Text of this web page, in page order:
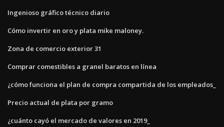
Ingenioso gráfico técnico diario
Cómo invertir en oro y plata mike maloney.
Zona de comercio exterior 31
Comprar comestibles a granel baratos en línea
¿cómo funciona el plan de compra compartida de los empleados_
Precio actual de plata por gramo
¿cuánto cayó el mercado de valores en 2019_